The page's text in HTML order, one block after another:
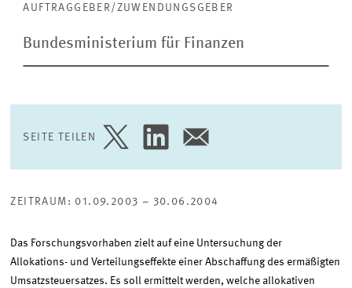
ermäßigten
Umsatzsteuersatzes
AUFTRAGGEBER/ZUWENDUNGSGEBER
Bundesministerium für Finanzen
SEITE TEILEN
SEITE
TWITTER
SEITE
LINKEDIN
SEITE
E-
TEILEN
ZEITRAUM: 01.09.2003 – 30.06.2004
Das Forschungsvorhaben zielt auf eine Untersuchung der
Allokations- und Verteilungseffekte einer Abschaffung des ermäßigten
Umsatzsteuersatzes. Es soll ermittelt werden, welche allokativen